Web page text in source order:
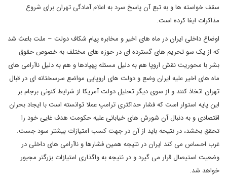
سقف خواسته ها و به تبع آن پاسخ سرد به اعلام آمادگی تهران برای شروع
مذاکرات ایفا کرده است‌.
اوضاع داخلی ایران در ماه های اخیر و مخابره پیام شکاف دولت – ملت باعث شد
که از یک سو تحریم های گسترده ای در حوزه های مختلف به خصوص حقوق
بشر با محوریت نقش اروپا هم به دلیل مسئله پهپادها و هم به دلیل ناآرامی های
ماه های اخیر علیه ایران وضع و دولت های اروپایی مواضع سرسختانه ای در قبال
تهران اتخاذ کنند و از سوی دیگر تحلیل دولت آمریکا از شرایط کنونی برجام بر
این پایه استوار است که فشار حداکثری ترامپ عملا توانسته است با ایجاد بحران
اقتصادی و به دنبال آن شورش های خیابانی علیه حکومت هدف غایی خود را
تحقق بخشد، در نتیحه باید از آن در جهت کسب امتیازات بیشتر سود جست.
غرب احساس می کند ایران در نتیجه همین فشارها و ناآرامی های داخلی در
وضعیت استیصال قرار می گیرد و در نتیجه به واگذاری امتیازات بزرگتر مجبور
خواهد شد‌‌.